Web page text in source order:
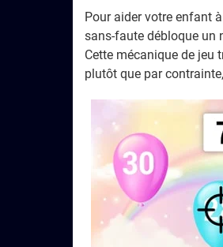
Pour aider votre enfant
sans-faute débloque un
Cette mécanique de jeu
plutôt que par